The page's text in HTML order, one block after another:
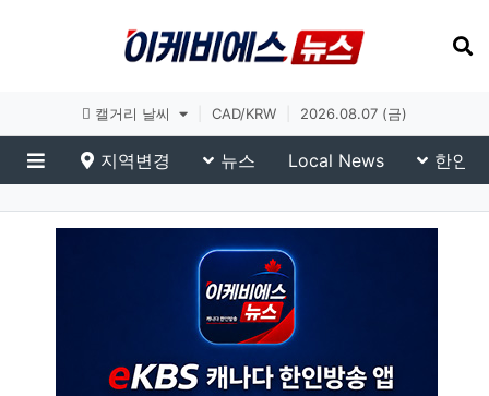
토론토 날씨 CAD/KRW 2026.08.07 (금)
메뉴
지역변경 뉴스 Local News 한인
이슈 브리핑